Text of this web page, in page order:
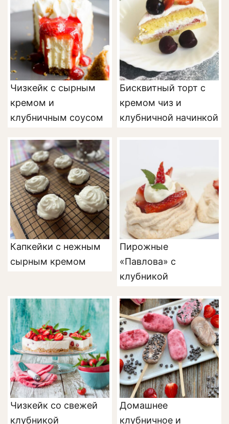
Чизкейк с сырным
кремом и
клубничным соусом
Бисквитный торт с
кремом чиз и
клубничной начинкой
Капкейки с нежным
сырным кремом
Пирожные
«Павлова» с
клубникой
Чизкейк со свежей
клубникой
Домашнее
клубничное и